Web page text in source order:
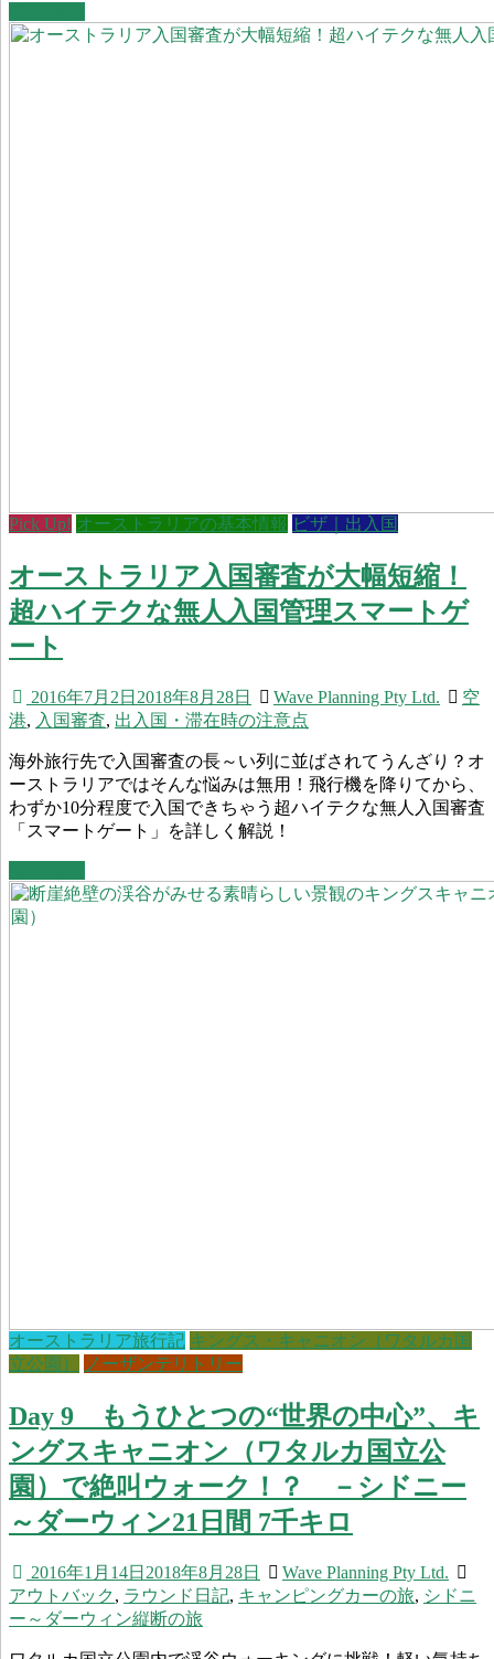
Pick Up! オーストラリアの基本情報 ビザ｜出入国
オーストラリア入国審査が大幅短縮！
超ハイテクな無人入国管理スマートゲ
ート
2016年7月2日 2018年8月28日 Wave Planning Pty Ltd.
空
港, 入国審査, 出入国・滞在時の注意点
海外旅行先で入国審査の長～い列に並ばされてうんざり？オ
ーストラリアではそんな悩みは無用！飛行機を降りてから、
わずか10分程度で入国できちゃう超ハイテクな無人入国審査
「スマートゲート」を詳しく解説！
オーストラリア旅行記 キングス・キャニオン（ワタルカ国
立公園）
ノーザンテリトリー
Day 9 もうひとつの“世界の中心”、キ
ングスキャニオン（ワタルカ国立公
園）で絶叫ウォーク！？ －シドニー
～ダーウィン21日間 7千キロ
2016年1月14日 2018年8月28日
Wave Planning Pty Ltd.
アウトバック , ラウンド日記, キャンピングカーの旅, シドニ
ー～ダーウィン縦断の旅